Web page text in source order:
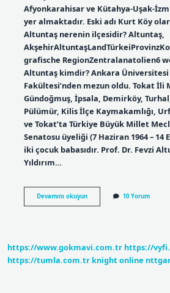
Afyonkarahisar ve Kütahya-Uşak-
yer almaktadır. Eski adı Kurt Köy
Altuntaş nerenin ilçesidir? Altuntaş,
grafische RegionZentralanatolien6
Altuntaş kimdir? Ankara
Fakültesi’nden mezun oldu. Tokat
Gündoğmuş, İpsala, Demirköy,
Pülümür, Kilis İlçe Kaymakamlığı,
ve Tokat’ta Türkiye Büyük Millet
Senatosu üyeliği (7 Haziran 1964 – 14
iki çocuk babasıdır. Prof. Dr. Fevzi
Yıldırım…
Devamını okuyunAltuntaş
Nedir
10 Yorum
https://www.gokmavi.com.tr https://
https://tumla.com.tr knight online